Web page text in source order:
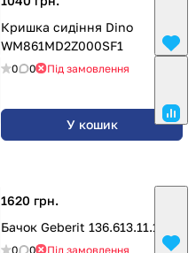
Кришка сидіння Dino
WM861MD2Z000SF1
0 0 Під замовлення
У кошик
1620 грн.
Бачок Geberit 136.613.11.1
0 0 Під замовлення